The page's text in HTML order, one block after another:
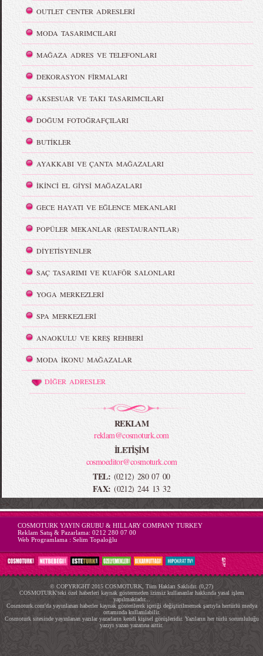
OUTLET CENTER ADRESLERİ
MODA TASARIMCILARI
MAĞAZA ADRES VE TELEFONLARI
DEKORASYON FİRMALARI
AKSESUAR VE TAKI TASARIMCILARI
DOĞUM FOTOĞRAFÇILARI
BUTİKLER
AYAKKABI VE ÇANTA MAĞAZALARI
İKİNCİ EL GİYSİ MAĞAZALARI
GECE HAYATI VE EĞLENCE MEKANLARI
POPÜLER MEKANLAR (RESTAURANTLAR)
DİYETİSYENLER
SAÇ TASARIMI VE KUAFÖR SALONLARI
YOGA MERKEZLERİ
SPA MERKEZLERİ
ANAOKULU VE KREŞ REHBERİ
MODA İKONU MAĞAZALAR
DİĞER ADRESLER
REKLAM
reklam@cosmoturk.com
İLETİŞİM
cosmoeditor@cosmoturk.com
TEL: (0212) 280 07 00
FAX: (0212) 244 13 32
-->
COSMOTURK YAYIN GRUBU & HILLARY COMPANY TURKEY
Reklam Satış & Pazarlama: 0212 280 07 00
Web Programlama : Selim Topaloğlu
© COPYRIGHT 2015 COSMOTURK, Tüm Hakları Saklıdır. (0,27)
COSMOTURK'teki özel haberleri kaynak göstermeden izinsiz kullananlar hakkında yasal işlem
yapılmaktadır...
Cosmoturk.com'da yayınlanan haberler kaynak gösterilerek içeriği değiştirilmemek şartıyla hertürlü medya
ortamında kullanılabilir.
Cosmoturk sitesinde yayınlanan yazılar yazarların kendi kişisel görüşleridir. Yazıların her türlü sorumluluğu
yazıyı yazan yazarına aittir.